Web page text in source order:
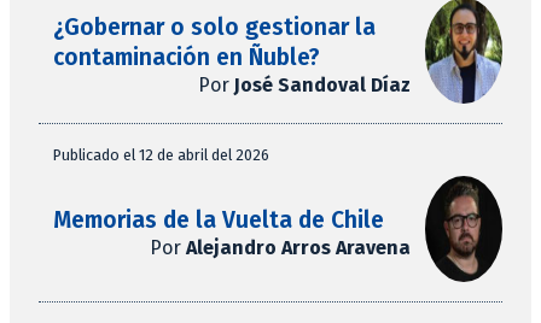
¿Gobernar o solo gestionar la
contaminación en Ñuble?
Por José Sandoval Díaz
Publicado el 12 de abril del 2026
Memorias de la Vuelta de Chile
Por Alejandro Arros Aravena